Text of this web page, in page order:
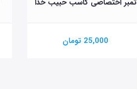
تمبر اختصاصی کاسب حبیب خدا
25,000 تومان